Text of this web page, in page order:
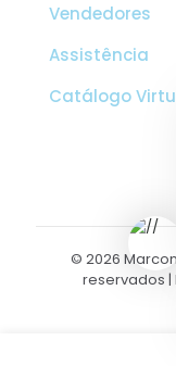
Vendedores
Assistência
Catálogo
© 2026
reservados